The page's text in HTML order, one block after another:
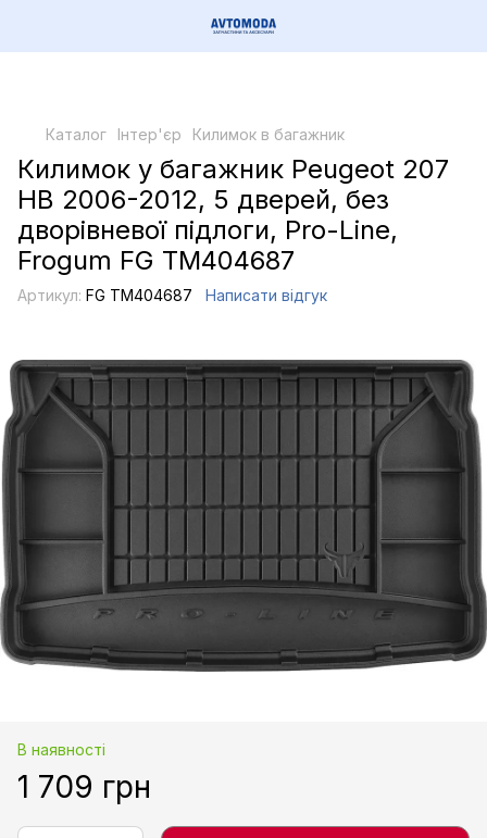
Каталог Інтер'єр Килимок в багажник
Килимок у багажник Peugeot 207
HB 2006-2012, 5 дверей, без
дворівневої підлоги, Pro-Line,
Frogum FG TM404687
Артикул: FG TM404687 Написати відгук
В наявності
1 709 грн